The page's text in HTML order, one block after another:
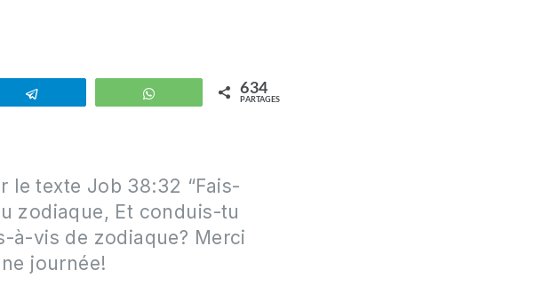
WhatsApp 634
PARTAGES
le texte Job 38:32 “Fais-
zodiaque, Et conduis-tu
à-vis de zodiaque? Merci
journée!